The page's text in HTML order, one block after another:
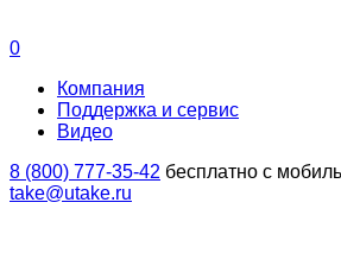
0
Компания
Поддержка и сервис
Видео
8 (800) 777-35-42 бесплатно с
take@utake.ru